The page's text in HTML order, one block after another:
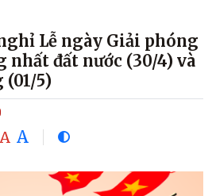
Lễ ngày Giải phóng
nhất đất nước (30/4) và
(01/5)
A A